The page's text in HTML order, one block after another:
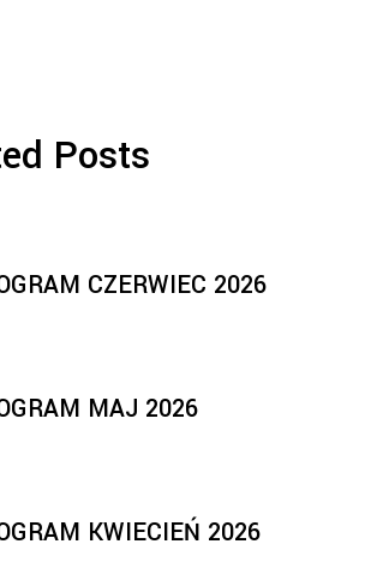
Posts
CZERWIEC 2026
MAJ 2026
KWIECIEŃ 2026